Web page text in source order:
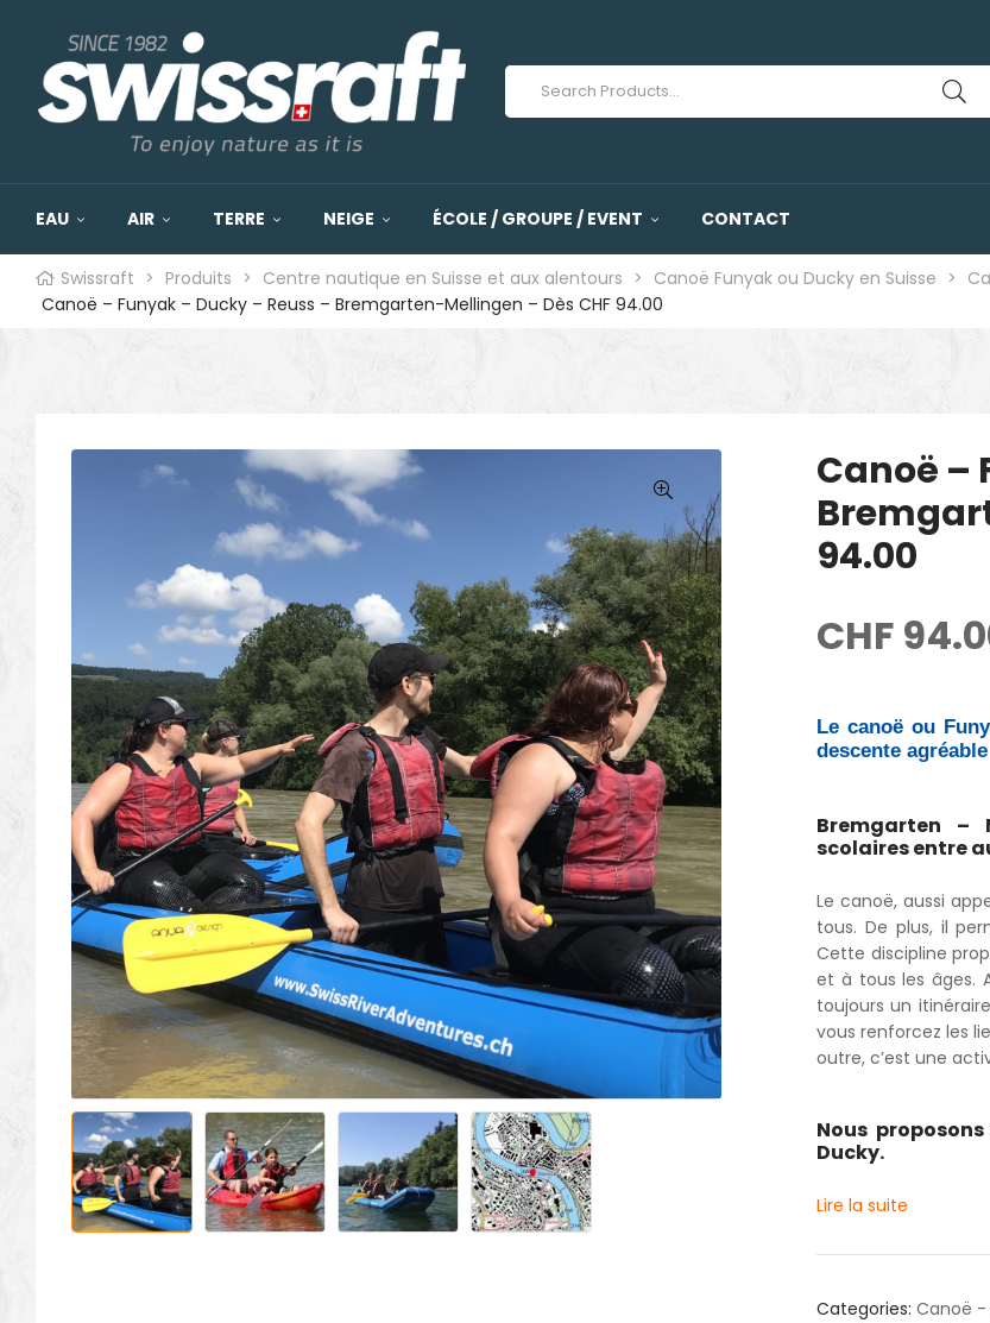
EAU AIR TERRE NEIGE ÉCOLE / GROUPE / EVENT CONTACT
Swissraft > Produits > Centre nautique en Suisse et aux alentours > Canoë Funyak ou Ducky en Suisse >
Canoë – Funyak – Ducky – Reuss – Bremgarten-Mellingen – Dès CHF 94.00
🔍
Canoë –
94.00
CHF
Le canoë ou
descente agréable
Bremgarten –
scolaires entre
Le canoë, aussi
tous. De plus, il
Cette discipline
et à tous les âges.
toujours un
vous renforcez les
outre, c’est une
Nous
Ducky.
Lire la suite
Categories: Canoë -